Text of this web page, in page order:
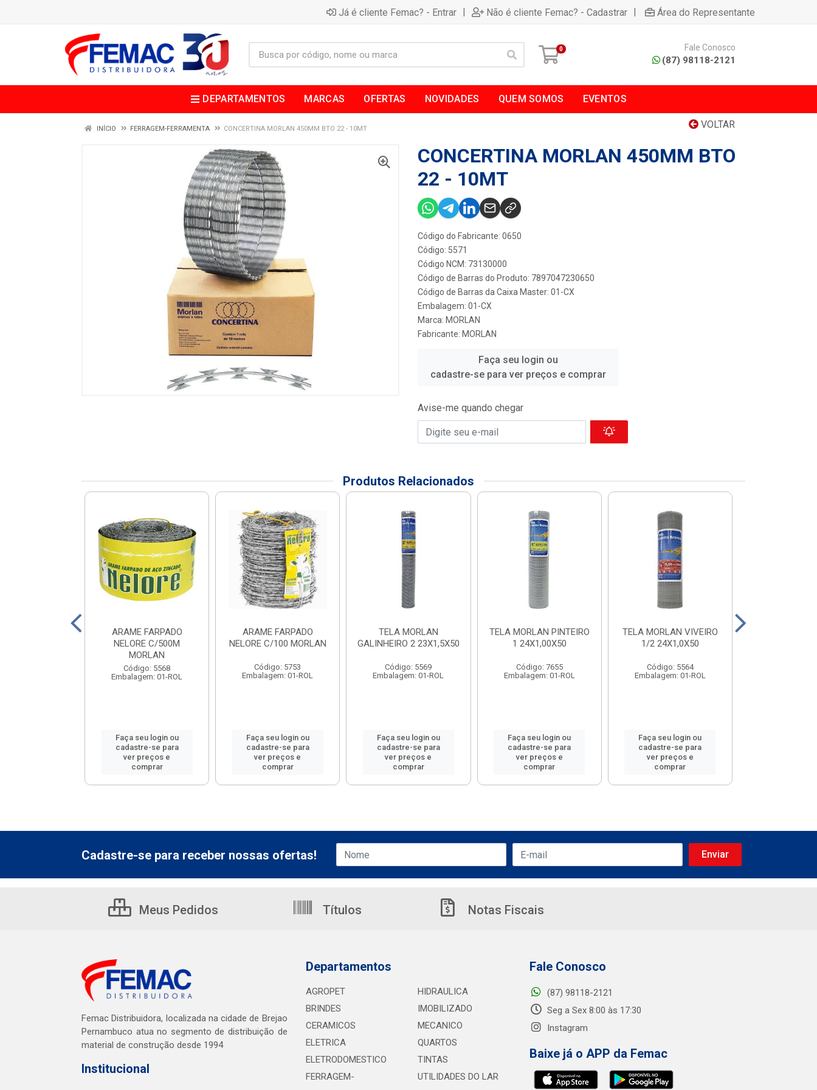
Já é cliente Femac? - Entrar | Não é cliente Femac? - Cadastrar | Área do Representante
0 Fale Conosco
(87) 98118-2121
DEPARTAMENTOS MARCAS OFERTAS NOVIDADES QUEM SOMOS EVENTOS
VOLTAR
INÍCIO FERRAGEM-FERRAMENTA CONCERTINA MORLAN 450MM BTO 22 - 10MT
CONCERTINA MORLAN 450MM BTO
22 - 10MT
Código do Fabricante: 0650
Código: 5571
Código NCM: 73130000
Código de Barras do Produto: 7897047230650
Código de Barras da Caixa Master: 01-CX
Embalagem: 01-CX
Marca: MORLAN
Fabricante: MORLAN
Faça seu login ou
cadastre-se para ver preços e comprar
Avise-me quando chegar
Produtos Relacionados
ARAME FARPADO
NELORE C/500M
MORLAN
Código: 5568
Embalagem: 01-ROL
Faça seu login ou
cadastre-se para
ver preços e
comprar
ARAME FARPADO
NELORE C/100 MORLAN
Código: 5753
Embalagem: 01-ROL
Faça seu login ou
cadastre-se para
ver preços e
comprar
TELA MORLAN
GALINHEIRO 2 23X1,5X50
Código: 5569
Embalagem: 01-ROL
Faça seu login ou
cadastre-se para
ver preços e
comprar
TELA MORLAN PINTEIRO
1 24X1,00X50
Código: 7655
Embalagem: 01-ROL
Faça seu login ou
cadastre-se para
ver preços e
comprar
TELA MORLAN VIVEIRO
1/2 24X1,0X50
Código: 5564
Embalagem: 01-ROL
Faça seu login ou
cadastre-se para
ver preços e
comprar
Cadastre-se para receber nossas ofertas!
Meus Pedidos Títulos Notas Fiscais
Femac Distribuidora, localizada na cidade de Brejao
Pernambuco atua no segmento de distribuição de
material de construção desde 1994
Institucional
Departamentos
AGROPET
BRINDES
CERAMICOS
ELETRICA
ELETRODOMESTICO
FERRAGEM-
HIDRAULICA
IMOBILIZADO
MECANICO
QUARTOS
TINTAS
UTILIDADES DO LAR
Fale Conosco
(87) 98118-2121
Seg a Sex 8:00 às 17:30
Instagram
Baixe já o APP da Femac